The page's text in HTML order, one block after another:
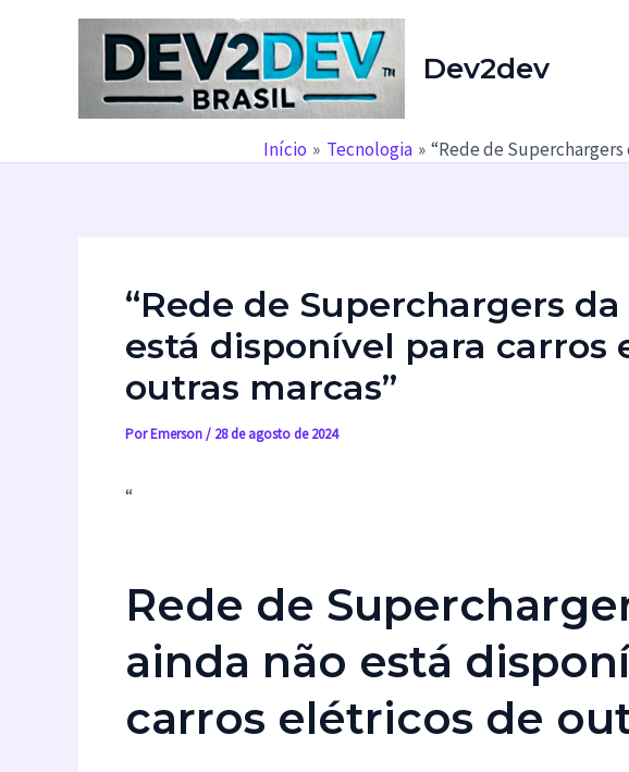
Dev2dev
Início Tecnologia “Rede de
“Rede de Superchargers
está disponível para carros
outras marcas”
PorEmerson/ 28 de agosto de 2024
“
Rede de
ainda não está
carros elétricos de